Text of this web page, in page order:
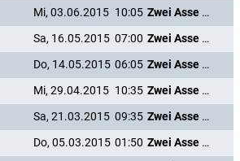
Mi, 03.06.2015 10:05
Zwei Asse trumpfen auf
Sa, 16.05.2015 07:00
Zwei Asse trumpfen auf
Do, 14.05.2015 06:05
Zwei Asse trumpfen auf
Mi, 29.04.2015 10:35
Zwei Asse trumpfen auf
Sa, 21.03.2015 09:35
Zwei Asse trumpfen auf
Do, 05.03.2015 01:50
Zwei Asse trumpfen auf